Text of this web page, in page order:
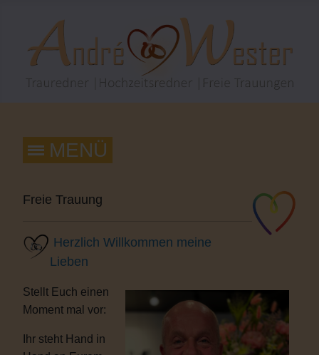
Freie Trauung
Herzlich Willkommen meine
Lieben
Stellt Euch einen
Moment mal vor:
Ihr steht Hand in